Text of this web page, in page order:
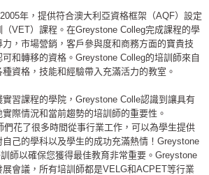
年，提供符合澳大利亞資格框架（AQF）設定
VET）課程。在Greystone Colleg完成課程的學
，市場營銷，客戶參與度和商務方面的寶貴技
和轉移的資格。Greystone Colleg的培訓師來自
資格，技能和經驗帶入充滿活力的教室。
習課程的學院，Greystone Colle認識到讓具有
際情況和當前趨勢的培訓師的重要性。
們花了很多時間從事行業工作，可以為學生提供
己的學科以及學生的成功充滿熱情！Greystone
師以確保您獲得最佳教育非常重要。Greystone
會議，所有培訓師都是VELG和ACPET等行業